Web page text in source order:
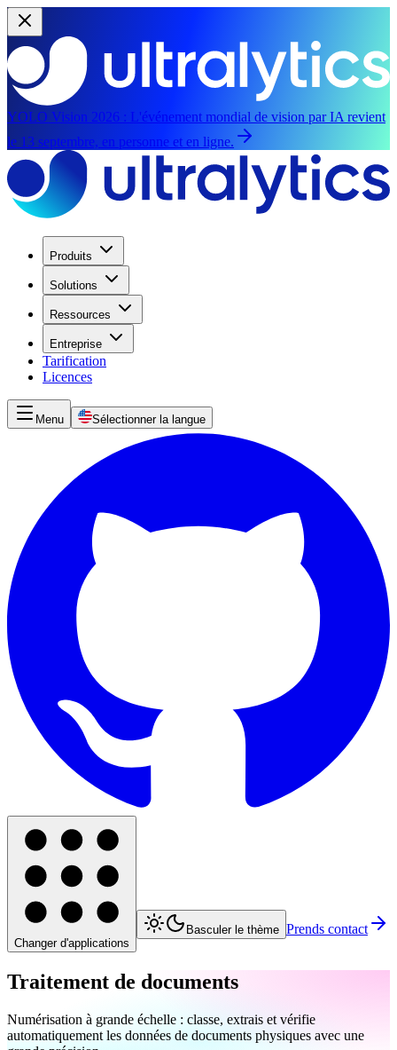
YOLO Vision 2026 : L'événement mondial de vision par IA revient
le 13 septembre, en personne et en ligne.
Produits
Solutions
Ressources
Entreprise
Tarification
Licences
Menu Sélectionner la langue
Changer d'applications
Basculer le thème Prends contact
Traitement de documents
Numérisation à grande échelle : classe, extrais et vérifie
automatiquement les données de documents physiques avec une